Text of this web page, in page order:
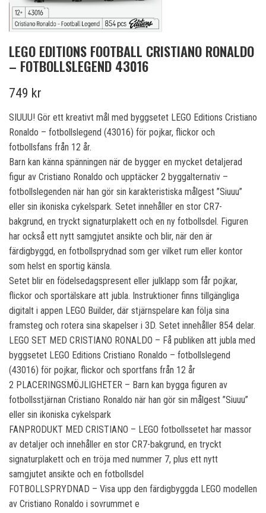
LEGO EDITIONS FOOTBALL CRISTIANO RONALDO
– FOTBOLLSLEGEND 43016
749 kr
SIUUU! Gör ett kreativt mål med byggsetet LEGO Editions Cristiano
Ronaldo – fotbollslegend (43016) för pojkar, flickor och
fotbollsfans från 12 år.
Barn kan känna spänningen när de bygger en mycket detaljerad
figur av Cristiano Ronaldo och upptäcker 2 byggalternativ –
fotbollslegenden när han gör sin karakteristiska målgest ”Siuuu”
eller sin ikoniska cykelspark. Setet innehåller en stor CR7-
bakgrund, en tryckt signaturplakett och en ny fotbollsdel. Figuren
har också ett nytt samgjutet ansikte och blir, när den är
färdigbyggd, en fotbollsprydnad som ger vilket rum eller kontor
som helst en sportig känsla.
Setet blir en födelsedagspresent eller julklapp som får pojkar,
flickor och sportälskare att jubla. Instruktioner finns tillgängliga
digitalt i appen LEGO Builder, där stjärnspelare kan följa sina
framsteg och rotera sina skapelser i 3D. Setet innehåller 854 delar.
LEGO SET MED CRISTIANO RONALDO – Få publiken att jubla med
byggsetet LEGO Editions Cristiano Ronaldo – fotbollslegend
(43016) för pojkar, flickor och sportfans från 12 år
2 PLACERINGSMÖJLIGHETER – Barn kan bygga figuren av
fotbollsstjärnan Cristiano Ronaldo när han gör sin målgest ”Siuuu”
eller sin ikoniska cykelspark
FANPRODUKT MED CRISTIANO – LEGO fotbollssetet har massor
av detaljer och innehåller en stor CR7-bakgrund, en tryckt
signaturplakett och en tröja med nummer 7, plus ett nytt
samgjutet ansikte och en fotbollsdel
FOTBOLLSPRYDNAD – Visa upp den färdigbyggda LEGO modellen
av Cristiano Ronaldo i sovrummet e